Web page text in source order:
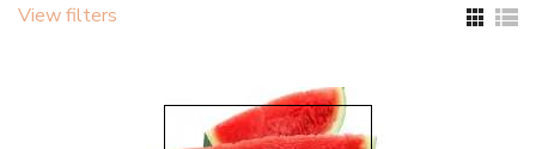
View filters